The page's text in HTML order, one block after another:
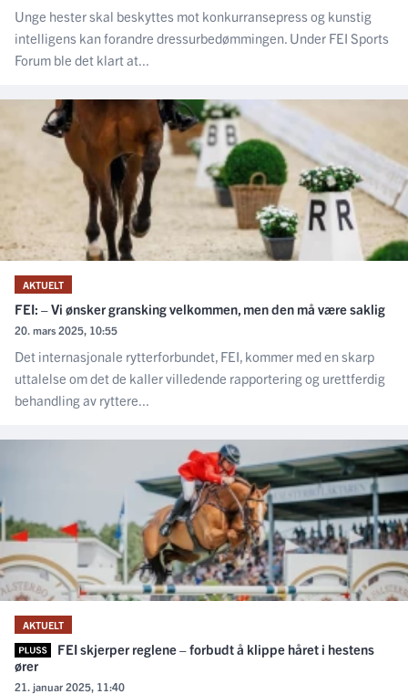
Unge hester skal beskyttes mot konkurransepress og kunstig
intelligens kan forandre dressurbedømmingen. Under FEI Sports
Forum ble det klart at...
AKTUELT
FEI: – Vi ønsker gransking velkommen, men den må være saklig
20. mars 2025, 10:55
Det internasjonale rytterforbundet, FEI, kommer med en skarp
uttalelse om det de kaller villedende rapportering og urettferdig
behandling av ryttere...
AKTUELT
FEI skjerper reglene – forbudt å klippe håret i hestens
ører
21. januar 2025, 11:40